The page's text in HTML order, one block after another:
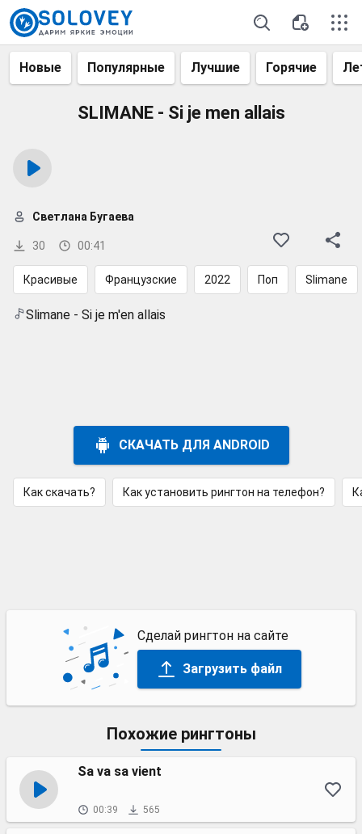
Новые Популярные Лучшие Горячие
SLIMANE - Si je men allais
30 00:41
Светлана Бугаева
Красивые Французские 2022 Поп Slimane
Slimane - Si je m'en allais
СКАЧАТЬ ДЛЯ ANDROID
Как скачать? Как установить рингтон на телефон?
Сделай рингтон на сайте
Загрузить файл
Похожие рингтоны
Sa va sa vient
00:39 565